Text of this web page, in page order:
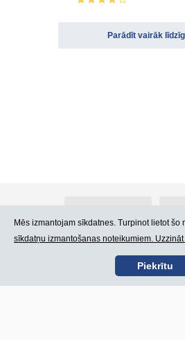
Parādīt vairāk
Kontakti
Mēs izmantojam sīkdatnes. Turpinot lietot šo
sīkdatņu izmantošanas noteikumiem.
Piekrītu